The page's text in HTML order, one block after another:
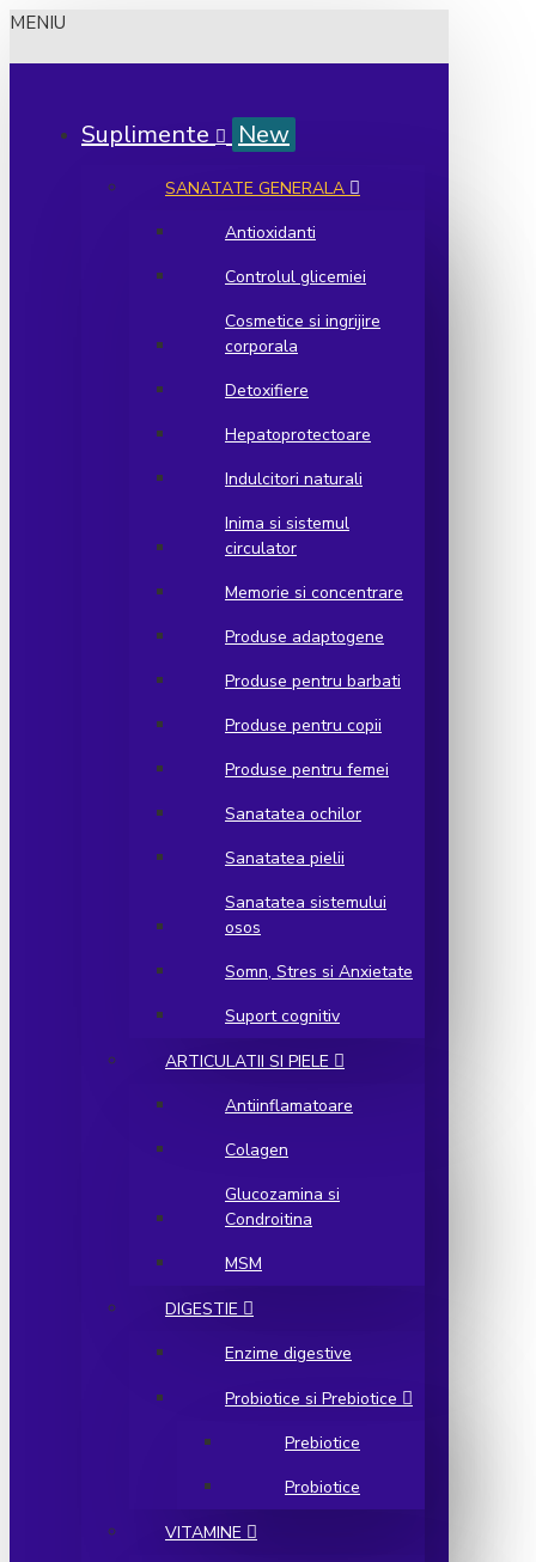
MENIU
Suplimente New
SANATATE GENERALA
Antioxidanti
Controlul glicemiei
Cosmetice si ingrijire
corporala
Detoxifiere
Hepatoprotectoare
Indulcitori naturali
Inima si sistemul
circulator
Memorie si concentrare
Produse adaptogene
Produse pentru barbati
Produse pentru copii
Produse pentru femei
Sanatatea ochilor
Sanatatea pielii
Sanatatea sistemului
osos
Somn, Stres si Anxietate
Suport cognitiv
ARTICULATII SI PIELE
Antiinflamatoare
Colagen
Glucozamina si
Condroitina
MSM
DIGESTIE
Enzime digestive
Probiotice si Prebiotice
Prebiotice
Probiotice
VITAMINE